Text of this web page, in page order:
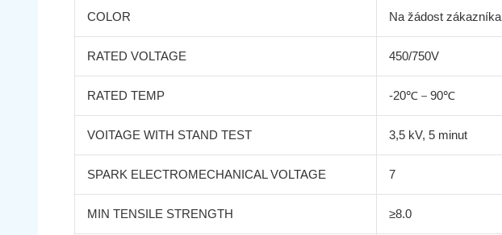
COLOR Na žádost zákazníka
RATED VOLTAGE 450/750V
RATED TEMP -20℃－90℃
VOITAGE WITH STAND TEST 3,5 kV, 5 minut
SPARK ELECTROMECHANICAL VOLTAGE 7
MIN TENSILE STRENGTH ≥8.0